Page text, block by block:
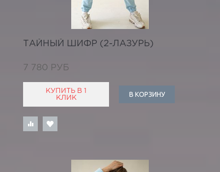
ТАЙНЫЙ ШИФР (2-ЛАЗУРЬ)
7 780 РУБ
КУПИТЬ В 1
КЛИК
В КОРЗИНУ